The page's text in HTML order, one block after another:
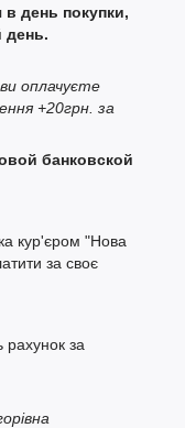
день покупки,
день.
оплачуєте
+20грн. за
банковской
кур'єром "Нова
за своє
за